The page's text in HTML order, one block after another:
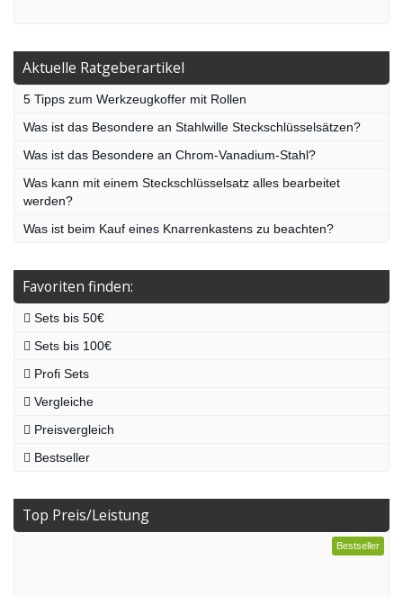
Aktuelle Ratgeberartikel
5 Tipps zum Werkzeugkoffer mit Rollen
Was ist das Besondere an Stahlwille Steckschlüsselsätzen?
Was ist das Besondere an Chrom-Vanadium-Stahl?
Was kann mit einem Steckschlüsselsatz alles bearbeitet
werden?
Was ist beim Kauf eines Knarrenkastens zu beachten?
Favoriten finden:
Sets bis 50€
Sets bis 100€
Profi Sets
Vergleiche
Preisvergleich
Bestseller
Top Preis/Leistung
Bestseller